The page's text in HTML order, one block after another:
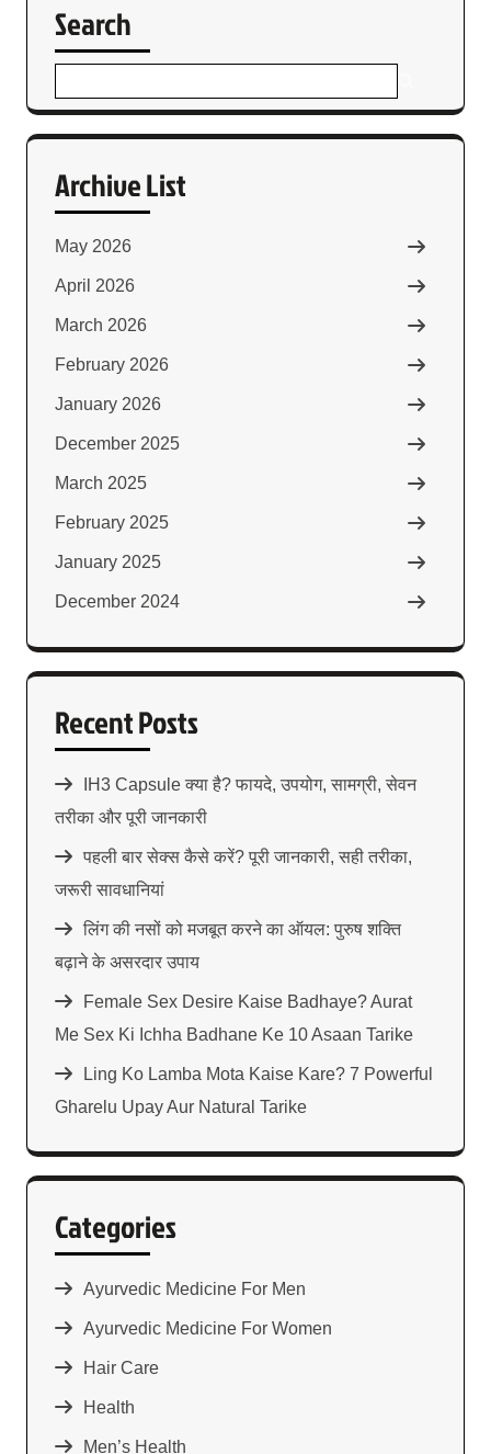
Search
Archive List
May 2026
April 2026
March 2026
February 2026
January 2026
December 2025
March 2025
February 2025
January 2025
December 2024
Recent Posts
IH3 Capsule क्या है? फायदे, उपयोग, सामग्री, सेवन
तरीका और पूरी जानकारी
पहली बार सेक्स कैसे करें? पूरी जानकारी, सही तरीका,
जरूरी सावधानियां
लिंग की नसों को मजबूत करने का ऑयल: पुरुष शक्ति
बढ़ाने के असरदार उपाय
Female Sex Desire Kaise Badhaye? Aurat
Me Sex Ki Ichha Badhane Ke 10 Asaan Tarike
Ling Ko Lamba Mota Kaise Kare? 7 Powerful
Gharelu Upay Aur Natural Tarike
Categories
Ayurvedic Medicine For Men
Ayurvedic Medicine For Women
Hair Care
Health
Men’s Health